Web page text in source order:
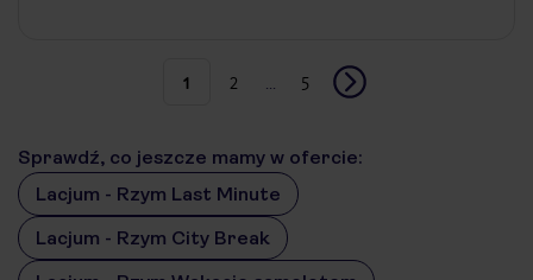
1 2 5
Sprawdź, co jeszcze mamy w ofercie:
Lacjum - Rzym Last Minute
Lacjum - Rzym City Break